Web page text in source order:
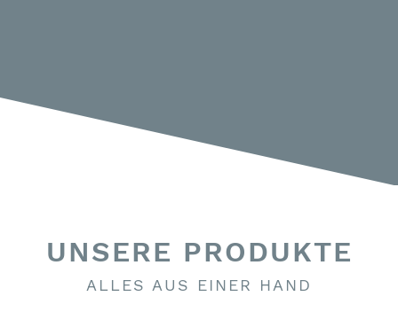
UNSERE PRODUKTE
ALLES AUS EINER HAND